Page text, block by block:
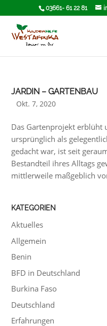
03661- 61 22 81
JARDIN – GARTENBAU
Okt. 7, 2020
Das Gartenprojekt erblüht
ursprünglich als
gedacht war, ist seit
Bestandteil ihres Alltags
mittlerweile maßgeblich
KATEGORIEN
Aktuelles
Allgemein
Benin
BFD in Deutschland
Burkina Faso
Deutschland
Erfahrungen